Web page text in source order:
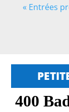
« Entrées